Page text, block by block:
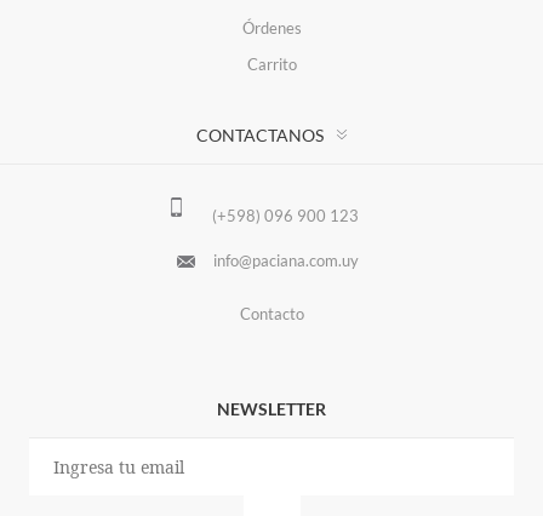
Órdenes
Carrito
CONTACTANOS
(+598) 096 900 123
info@paciana.com.uy
Contacto
NEWSLETTER